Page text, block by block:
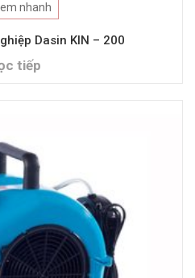
nhanh
Dasin KIN – 200
tiếp